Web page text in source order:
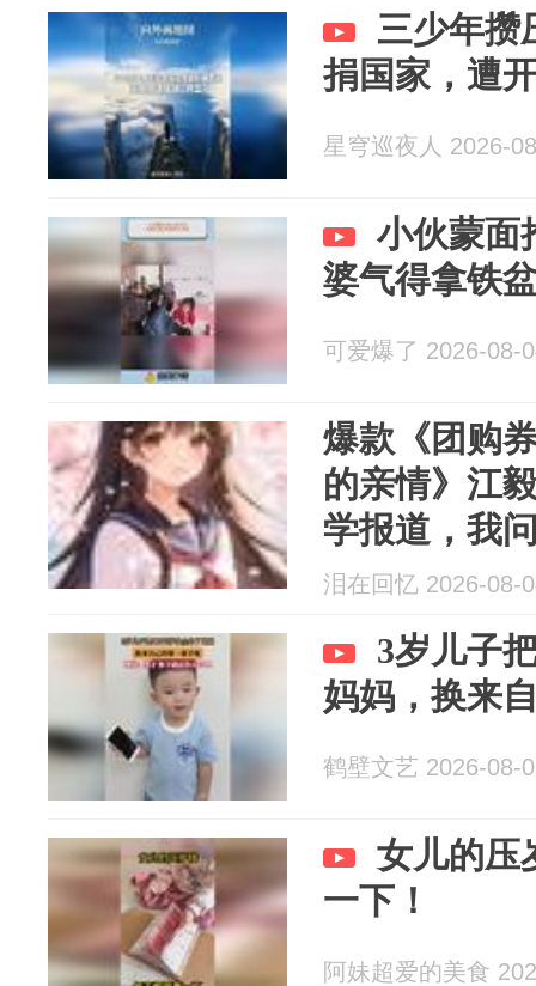
三少年攒
捐国家，遭
星穹巡夜人 2026-
小伙蒙面
婆气得拿铁
可爱爆了 2026-08-
爆款《团购
的亲情》江
学报道，我
泪在回忆 2026-08-
3岁儿子
妈妈，换来
鹤壁文艺 2026-08-
女儿的压
一下！
阿妹超爱的美食